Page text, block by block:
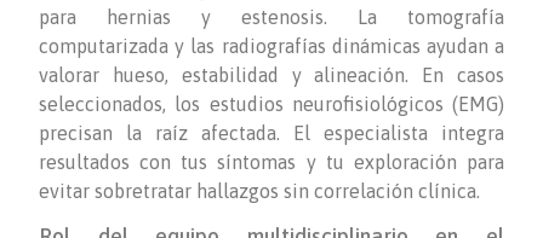
para hernias y estenosis. La tomografía
computarizada y las radiografías dinámicas ayudan a
valorar hueso, estabilidad y alineación. En casos
seleccionados, los estudios neurofisiológicos (EMG)
precisan la raíz afectada. El especialista integra
resultados con tus síntomas y tu exploración para
evitar sobretratar hallazgos sin correlación clínica.